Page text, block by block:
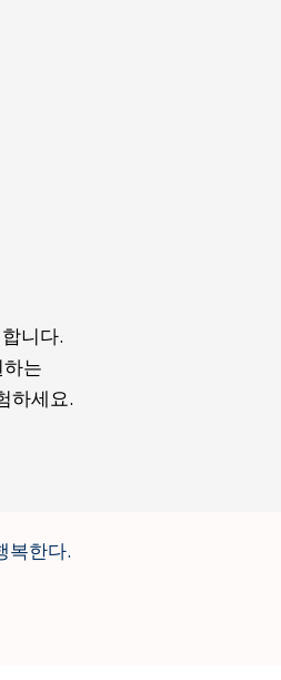
니다.
는
하세요.
복한다.